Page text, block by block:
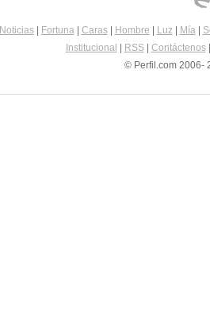
Noticias| Fortuna| Caras| Hombre Luz| Mía|
Institucional
RSS| Contáctenos
© Perfil.com 2006-